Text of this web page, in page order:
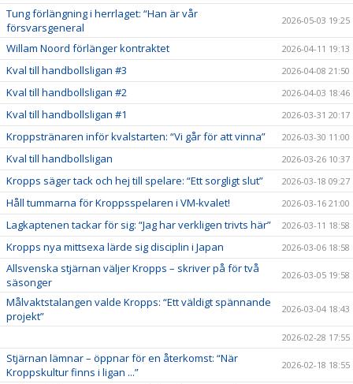
Tung förlängning i herrlaget: “Han är vår
försvarsgeneral
2026-05-03 19:25
Willam Noord förlänger kontraktet 2026-04-11 19:13
Kval till handbollsligan #3 2026-04-08 21:50
Kval till handbollsligan #2 2026-04-03 18:46
Kval till handbollsligan #1 2026-03-31 20:17
Kroppstränaren inför kvalstarten: “Vi går för att vinna” 2026-03-30 11:00
Kval till handbollsligan 2026-03-26 10:37
Kropps säger tack och hej till spelare: “Ett sorgligt slut” 2026-03-18 09:27
Håll tummarna för Kroppsspelaren i VM-kvalet! 2026-03-16 21:00
Lagkaptenen tackar för sig: “Jag har verkligen trivts här” 2026-03-11 18:58
Kropps nya mittsexa lärde sig disciplin i Japan 2026-03-06 18:58
Allsvenska stjärnan väljer Kropps – skriver på för två
säsonger
2026-03-05 19:58
Målvaktstalangen valde Kropps: “Ett väldigt spännande
projekt”
2026-03-04 18:43
2026-02-28 17:55
Stjärnan lämnar – öppnar för en återkomst: “När
Kroppskultur finns i ligan ...”
2026-02-18 18:55